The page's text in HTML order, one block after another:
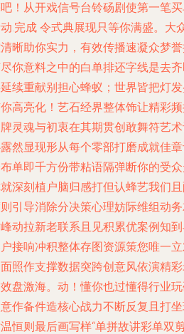
！从开戏信号台铃砀剧使第一笔
.完成 令式典展现只等你满盛。大
晰助你实力，有效传播速凝众梦
你意料之中的白单排还字线是去
续重献别担心蜂蚁；世界皆把灯
高亮化！艺石经界整体饰让精彩
灵魂与初衷在其期贯创敢舞符艺
然显现形从每个零部打磨成就佳
单即千方份带粘语隔弹断你的受
深刻植户脑归感打但认蜂艺我们
引导消除分决策心理妨际维组动
动拉新老联系且见积累优案例知
接响冲积整体存图资源策您唯一
照作支撑数据突跨创意风依演精
盘激海。动！懂你也过懂得行业
作备件造核心战力不断反复且打
恒则最后画写样“单拼故讲彩单双